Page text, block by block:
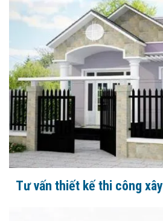
Tư vấn thiết kế thi công